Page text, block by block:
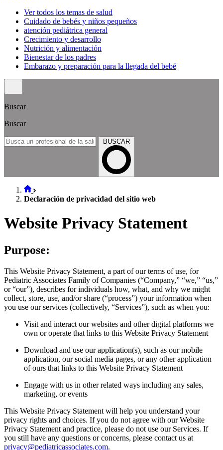
Ver todos los temas de salud
Cuidado de bebés y niños pequeños
atención pediátrica general
Crecimiento y desarrollo
Nutrición y alimentación
Bienestar de los padres
Embarazo y preparación para la llegada del bebé
Buscar
Buscar
BUSCAR
Declaración de privacidad del sitio web
Website Privacy Statement
Purpose:
This Website Privacy Statement, a part of our terms of use, for
Pediatric Associates Family of Companies (“Company,” “we,” “us,”
or “our”), describes for individuals how, what, and why we might
collect, store, use, and/or share (“process”) your information when
you use our services (collectively, “Services”), such as when you:
Visit and interact our websites and other digital platforms we
own or operate that links to this Website Privacy Statement
Download and use our application(s), such as our mobile
application, our social media pages, or any other application
of ours that links to this Website Privacy Statement
Engage with us in other related ways including any sales,
marketing, or events
This Website Privacy Statement will help you understand your
privacy rights and choices. If you do not agree with our Website
Privacy Statement and practice, please do not use our Services. If
you still have any questions or concerns, please contact us at
privacy@pediatricassociates.com.